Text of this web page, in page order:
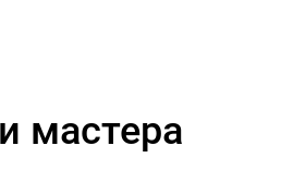
мастера